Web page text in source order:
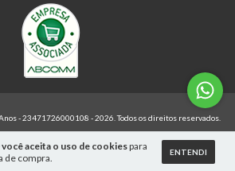
você aceita o uso de cookiespara
de compra.
ENTENDI
- 23471726000108 - 2026. Todos os direitos reservados.